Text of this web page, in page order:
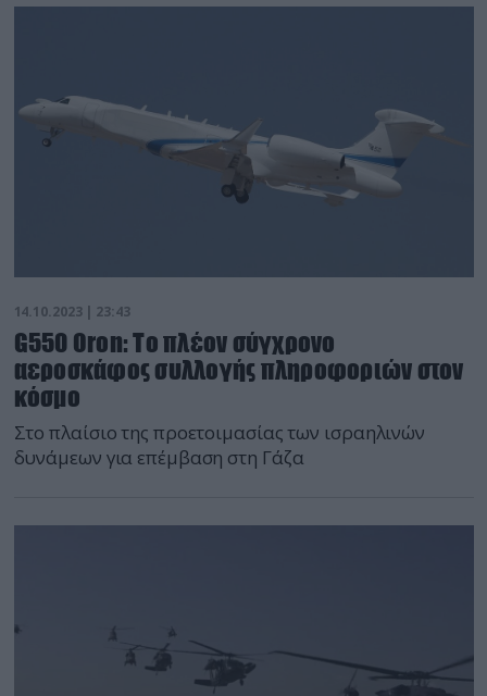
14.10.2023 | 23:43
G550 Oron: To πλέον σύγχρονο
αεροσκάφος συλλογής πληροφοριών στον
κόσμο
Στο πλαίσιο της προετοιμασίας των ισραηλινών
δυνάμεων για επέμβαση στη Γάζα